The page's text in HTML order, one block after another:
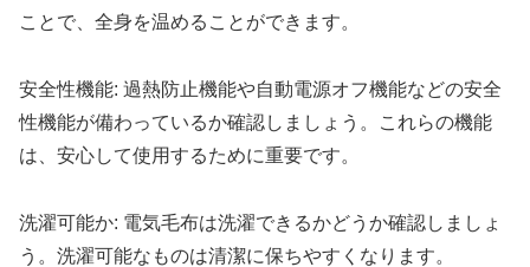
ことで、全身を温めることができます。
安全性機能: 過熱防止機能や自動電源オフ機能などの安全
性機能が備わっているか確認しましょう。これらの機能
は、安心して使用するために重要です。
洗濯可能か: 電気毛布は洗濯できるかどうか確認しましょ
う。洗濯可能なものは清潔に保ちやすくなります。